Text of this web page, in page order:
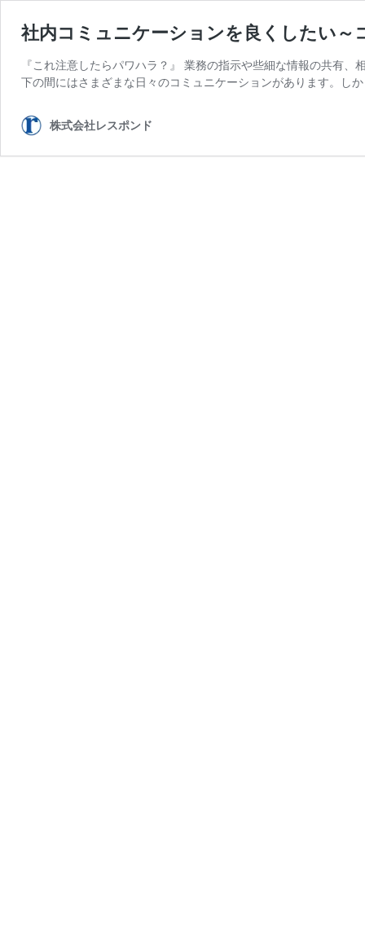
社内コミュニケーションを良くしたい～
『これ注意したらパワハラ？』 業務の指示や些細な情報の共有
下の間にはさまざまな日々のコミュニケーションがあります。し
株式会社レスポンド